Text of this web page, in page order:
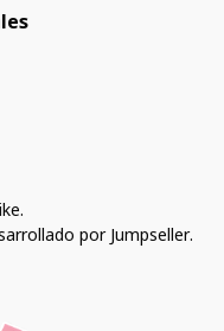
por Jumpseller.